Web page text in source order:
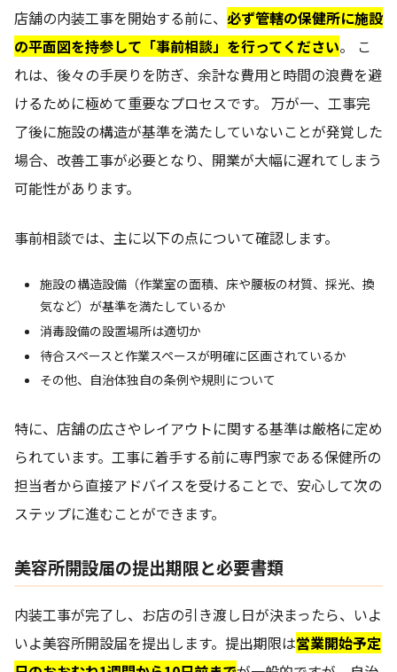
店舗の内装工事を開始する前に、 必ず管轄の保健所に施設
の平面図を持参して「事前相談」を行ってください。 こ
れは、後々の手戻りを防ぎ、余計な費用と時間の浪費を避
けるために極めて重要なプロセスです。 万が一、工事完
了後に施設の構造が基準を満たしていないことが発覚した
場合、改善工事が必要となり、開業が大幅に遅れてしまう
可能性があります。
事前相談では、主に以下の点について確認します。
施設の構造設備（作業室の面積、床や腰板の材質、採光、換
気など）が基準を満たしているか
消毒設備の設置場所は適切か
待合スペースと作業スペースが明確に区画されているか
その他、自治体独自の条例や規則について
特に、店舗の広さやレイアウトに関する基準は厳格に定め
られています。工事に着手する前に専門家である保健所の
担当者から直接アドバイスを受けることで、安心して次の
ステップに進むことができます。
美容所開設届の提出期限と必要書類
内装工事が完了し、お店の引き渡し日が決まったら、いよ
いよ美容所開設届を提出します。提出期限は営業開始予定